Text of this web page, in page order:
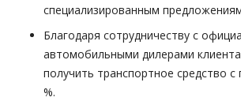
специализированным
Благодаря сотрудничеству с
автомобильными дилерами
получить транспортное средство с
%.